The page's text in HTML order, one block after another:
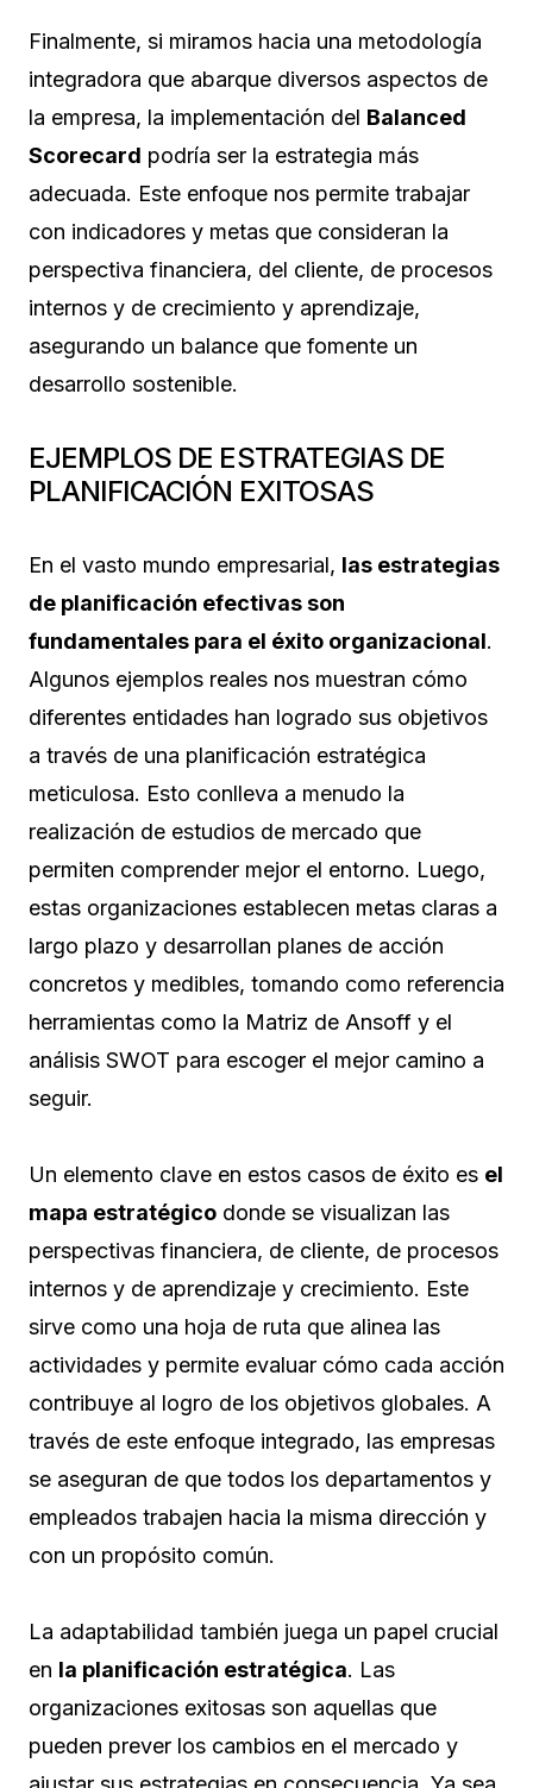
Finalmente, si miramos hacia una metodología
integradora que abarque diversos aspectos de
la empresa, la implementación del Balanced
Scorecard podría ser la estrategia más
adecuada. Este enfoque nos permite trabajar
con indicadores y metas que consideran la
perspectiva financiera, del cliente, de procesos
internos y de crecimiento y aprendizaje,
asegurando un balance que fomente un
desarrollo sostenible.
EJEMPLOS DE ESTRATEGIAS DE
PLANIFICACIÓN EXITOSAS
En el vasto mundo empresarial, las estrategias
de planificación efectivas son
fundamentales para el éxito organizacional.
Algunos ejemplos reales nos muestran cómo
diferentes entidades han logrado sus objetivos
a través de una planificación estratégica
meticulosa. Esto conlleva a menudo la
realización de estudios de mercado que
permiten comprender mejor el entorno. Luego,
estas organizaciones establecen metas claras a
largo plazo y desarrollan planes de acción
concretos y medibles, tomando como referencia
herramientas como la Matriz de Ansoff y el
análisis SWOT para escoger el mejor camino a
seguir.
Un elemento clave en estos casos de éxito es el
mapa estratégico donde se visualizan las
perspectivas financiera, de cliente, de procesos
internos y de aprendizaje y crecimiento. Este
sirve como una hoja de ruta que alinea las
actividades y permite evaluar cómo cada acción
contribuye al logro de los objetivos globales. A
través de este enfoque integrado, las empresas
se aseguran de que todos los departamentos y
empleados trabajen hacia la misma dirección y
con un propósito común.
La adaptabilidad también juega un papel crucial
en la planificación estratégica. Las
organizaciones exitosas son aquellas que
pueden prever los cambios en el mercado y